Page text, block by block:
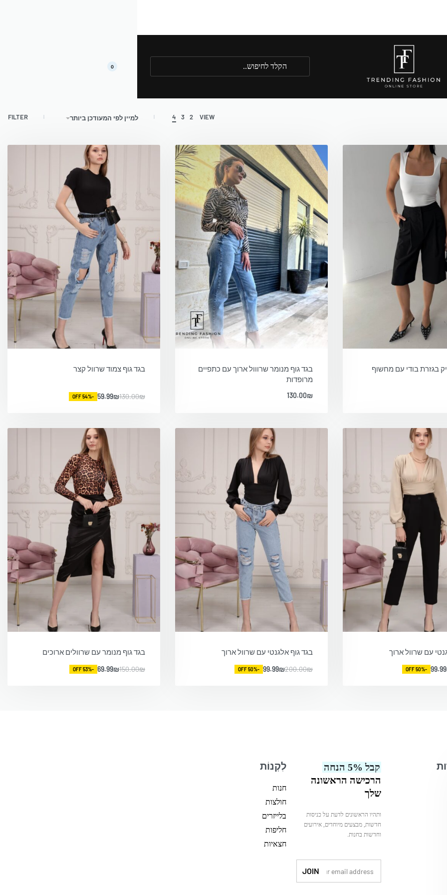
0
VIEW
2
3
4 למיין לפי המעודכן ביותר FILTER
בגזרת בודי עם מחשוף
בגד גוף מנומר שרווול ארוך עם כתפיים
מרופדות
130.00₪
בגד גוף צמוד שרוול קצר
130.00₪
59.99₪
-54% OFF
עם שרוול ארוך
99.99
-50% OFF
בגד גוף אלגנטי עם שרוול ארוך
200.00₪
99.99₪
-50% OFF
בגד גוף מנומר עם שרוולים ארוכים
150.00₪
69.99₪
-53% OFF
קבל 5% הנחה
הרכישה הראשונה
שלך
ותהיו הראשונים לדעת על כניסות
חדשות, מבצעים מיוחדים, אירועים
וחדשות בחנות.
לִקְנוֹת
חנות
חולצות
בלייזרים
חליפות
חצאיות